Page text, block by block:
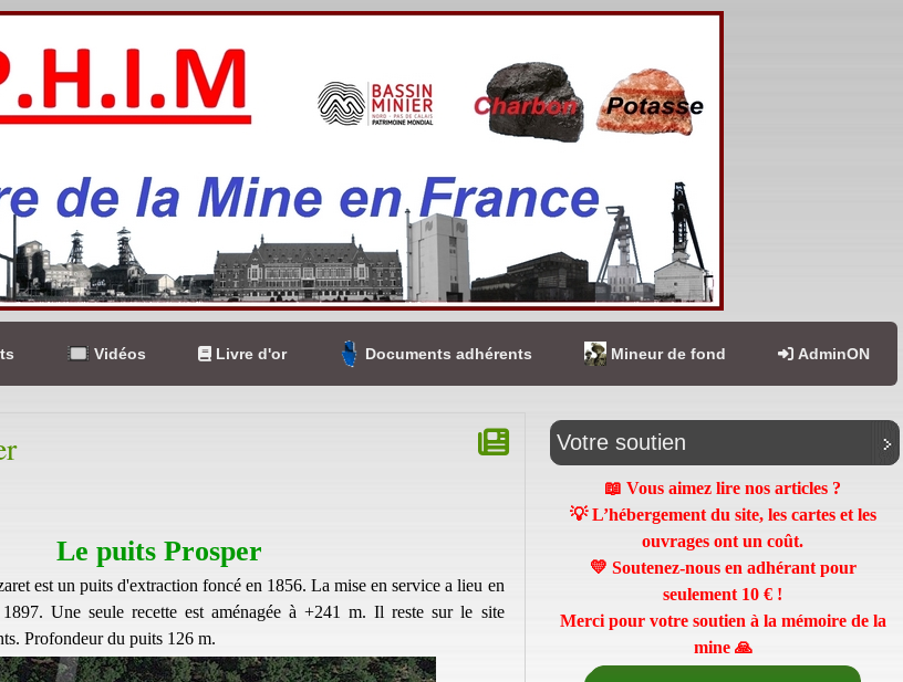
Vidéos Livre d'or Documents adhérents Mineur de fond AdminON
Le puits Prosper
est un puits d'extraction foncé en 1856. La mise en service a lieu en
Une seule recette est aménagée à +241 m. Il reste sur le site
Profondeur du puits 126 m.
Votre soutien
📖 Vous aimez lire nos articles ?
💡 L’hébergement du site, les cartes et les
ouvrages ont un coût.
💛 Soutenez-nous en adhérant pour
seulement 10 € !
Merci pour votre soutien à la mémoire de la
mine 🙏